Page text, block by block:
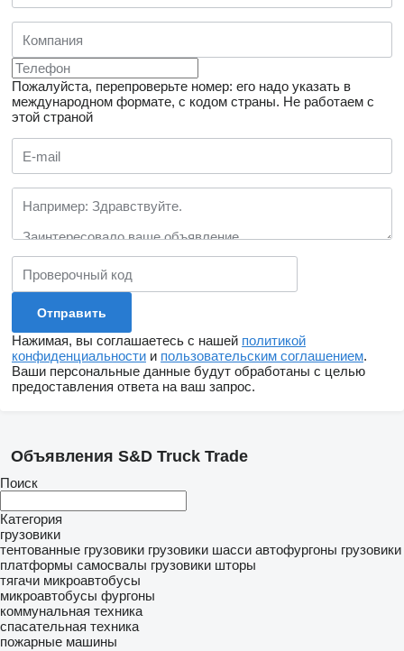
Пожалуйста, перепроверьте номер: его надо указать в
международном формате, с кодом страны. Не работаем с
этой страной
Нажимая, вы соглашаетесь с нашей политикой
конфиденциальности и пользовательским соглашением.
Ваши персональные данные будут обработаны с целью
предоставления ответа на ваш запрос.
Объявления S&D Truck Trade
Поиск
Категория
грузовики
тентованные грузовики грузовики шасси автофургоны грузовики
платформы самосвалы грузовики шторы
тягачи микроавтобусы
микроавтобусы фургоны
коммунальная техника
спасательная техника
пожарные машины